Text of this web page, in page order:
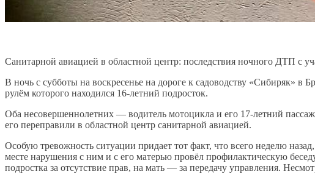
Санитарной авиацией в областной центр: последствия ночного ДТП с
В ночь с субботы на воскресенье на дороге к садоводству «Сибиряк»
рулём которого находился 16-летний подросток.
Оба несовершеннолетних — водитель мотоцикла и его 17-летний
его переправили в областной центр санитарной авиацией.
Особую тревожность ситуации придает тот факт, что всего неделю
месте нарушения с ним и с его матерью провёл профилактическую
подростка за отсутствие прав, на мать — за передачу управления.